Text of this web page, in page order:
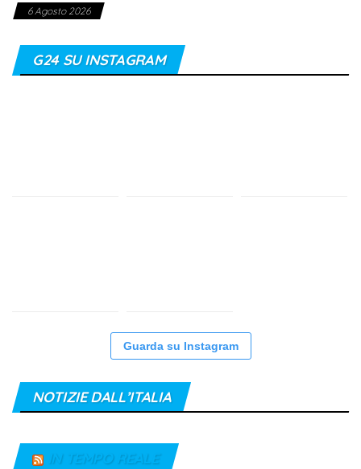
6 Agosto 2026
G24 SU INSTAGRAM
Guarda su Instagram
NOTIZIE DALL’ITALIA
IN TEMPO REALE